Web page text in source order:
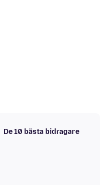
De 10 bästa bidragare